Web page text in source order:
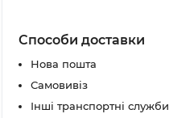
Способи доставки
Нова пошта
Самовивіз
Інші транспортні служби